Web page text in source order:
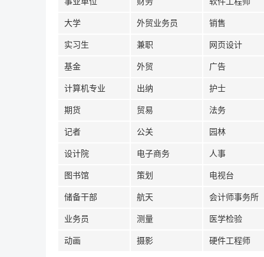
大学 外贸业务员 销售
实习生 兼职 网页设计
基金 外贸 广告
计算机专业 出纳 护士
期货 贸易 法务
记者 公关 园林
设计院 电子商务 人事
图书馆 策划 电视台
储备干部 航天 会计师事务所
业务员 测量 医学检验
动画 摄影 硬件工程师